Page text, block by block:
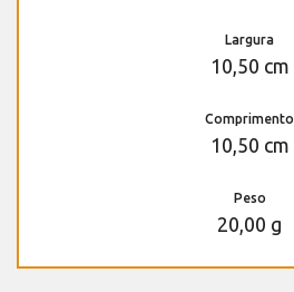
Largura
10,50 cm
Comprimento
10,50 cm
Peso
20,00 g